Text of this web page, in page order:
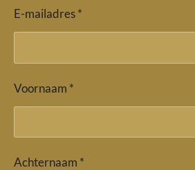
E-mailadres *
Voornaam *
Achternaam *